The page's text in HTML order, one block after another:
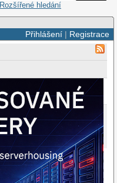
Rozšířené hledání
Přihlášení| Registrace